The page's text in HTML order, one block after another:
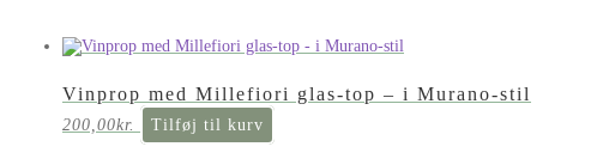
Vinprop med Millefiori glas-top – i Murano-stil
200,00kr. Tilføj til kurv